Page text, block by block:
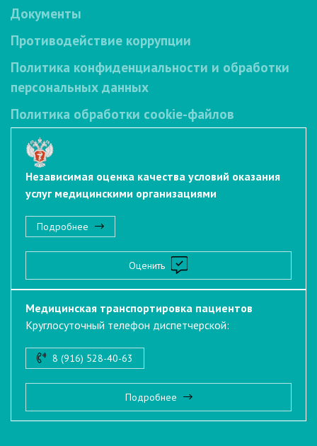
Документы
Противодействие коррупции
Политика конфиденциальности и обработки
персональных данных
Политика обработки cookie-файлов
Независимая оценка качества условий оказания
услуг медицинскими организациями
Подробнее
Оценить
Медицинская транспортировка пациентов
Круглосуточный телефон диспетчерской:
8 (916) 528-40-63
Подробнее